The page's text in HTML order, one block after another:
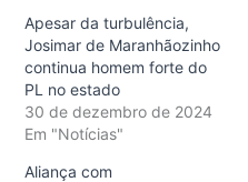
Apesar da turbulência,
Josimar de Maranhãozinho
continua homem forte do
PL no estado
30 de dezembro de 2024
Em "Notícias"
Aliança com